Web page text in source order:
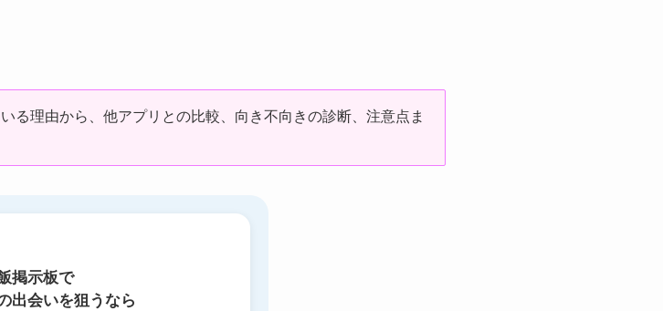
る理由から、他アプリとの比較、向き不向きの診断、注意点ま
掲示板で
出会いを狙うなら